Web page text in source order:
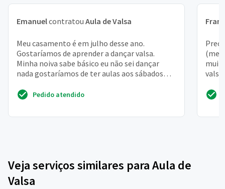
Emanuelcontratou Aula de Valsa
Meu casamento é em julho desse ano.
Gostaríamos de aprender a dançar valsa.
Minha noiva sabe básico eu não sei dançar
nada gostaríamos de ter aulas aos sábados
Pedido atendido
Veja serviços similares para Aula de
Valsa